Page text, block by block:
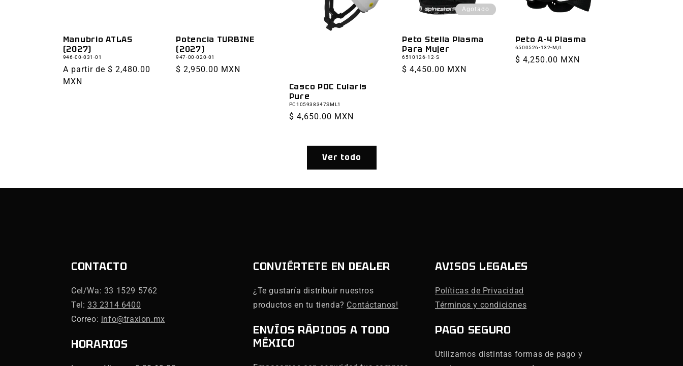
Manubrio ATLAS
(2027)
946-00-031-01
Precio
habitual
A partir de $ 2,480.00
MXN
Potencia TURBINE
(2027)
947-00-020-01
Precio
$ 2,950.00 MXN
Casco POC Cularis
Pure
PC105938347SML1
Precio
$ 4,650.00 MXN
Agotado
Peto Stella Plasma
Para Mujer
6510126-12-S
Precio
$ 4,450.00 MXN
Peto A-4 Plasma
6500526-132-M/L
Precio
$ 4,250.00 MXN
Ver todo
CONTACTO
Cel/Wa: 33 1529 5762
Tel: 33 2314 6400
Correo: info@traxion.mx
HORARIOS
CONVIÉRTETE EN DEALER
¿Te gustaría distribuir nuestros
productos en tu tienda? Contáctanos!
ENVÍOS RÁPIDOS A TODO
MÉXICO
AVISOS LEGALES
Políticas de Privacidad
Términos y condiciones
PAGO SEGURO
Utilizamos distintas formas de pago y